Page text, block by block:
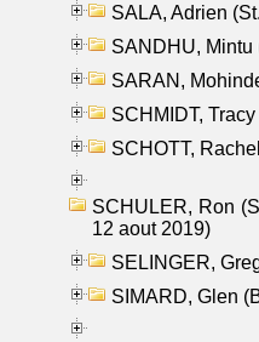
SALA, Adrien
SANDHU, Mintu
SARAN,
SCHMIDT,
SCHOTT,
SCHULER, Ron
12 aout 2019)
SELINGER,
SIMARD, Glen